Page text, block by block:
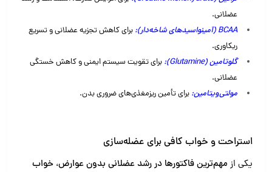
عضلانی.
BCAA (آمینواسیدهای شاخه‌دار):
برای کاهش تجزیه عضلانی و تسریع
ریکاوری.
گلوتامین (Glutamine):
برای تقویت سیستم ایمنی و کاهش خستگی
عضلانی.
مولتی‌ویتامین: برای تأمین ریزمغذی‌های ضروری بدن.
استراحت و خواب کافی برای عضله‌سازی
یکی از مهم‌ترین فاکتورها در رشد عضلانی بدون عوارض، خواب